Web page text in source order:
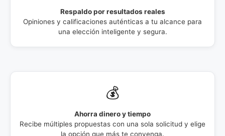
Respaldo por resultados reales
Opiniones y calificaciones auténticas a tu alcance para
una elección inteligente y segura.
💰
Ahorra dinero y tiempo
Recibe múltiples propuestas con una sola solicitud y elige
la opción que más te convenga.